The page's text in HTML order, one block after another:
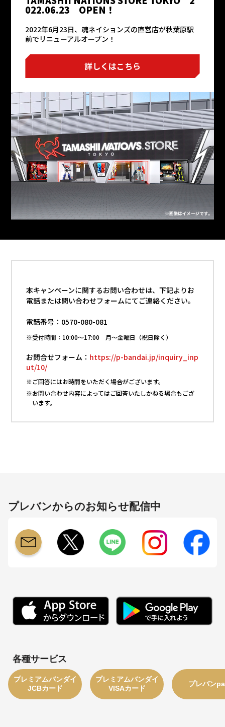
022.06.23 OPEN！
2022年6月23日、魂ネイションズの直営店が秋葉原駅
前でリニューアルオープン！
詳しくはこちら
本キャンペーンに関するお問い合わせは、下記よりお
電話または問い合わせフォームにてご連絡ください。
電話番号：0570-080-081
※受付時間：10:00～17:00 月～金曜日（祝日除く）
お問合せフォーム： https://p-bandai.jp/inquiry_inp
ut/10/
※ご回答にはお時間をいただく場合がございます。
※お問い合わせ内容によってはご回答いたしかねる場合もござ
います。
プレバンからのお知らせ配信中
各種サービス
プレミアムバンダイ
JCBカード
プレミアムバンダイ
VISAカード
プレバン